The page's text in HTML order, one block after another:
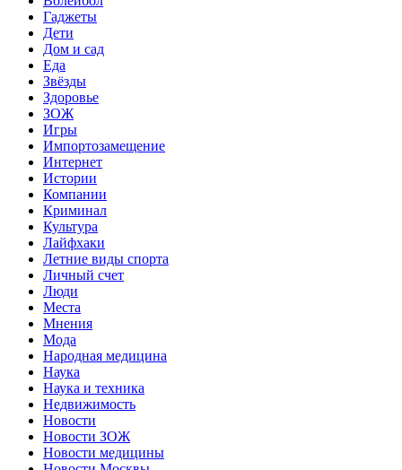
Гаджеты
Дети
Дом и сад
Еда
Звёзды
Здоровье
ЗОЖ
Игры
Импортозамещение
Интернет
Истории
Компании
Криминал
Культура
Лайфхаки
Летние виды спорта
Личный счет
Люди
Места
Мнения
Мода
Народная медицина
Наука
Наука и техника
Недвижимость
Новости
Новости ЗОЖ
Новости медицины